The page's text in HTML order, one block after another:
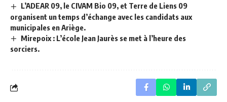
L’ADEAR 09, le CIVAM Bio 09, et Terre de Liens 09
organisent un temps d’échange avec les candidats aux
municipales en Ariège.
Mirepoix : L’école Jean Jaurès se met à l’heure des
sorciers.